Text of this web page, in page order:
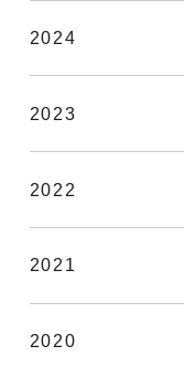
2024
2023
2022
2021
2020